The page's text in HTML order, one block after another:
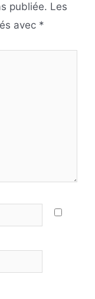
publiée. Les
avec *